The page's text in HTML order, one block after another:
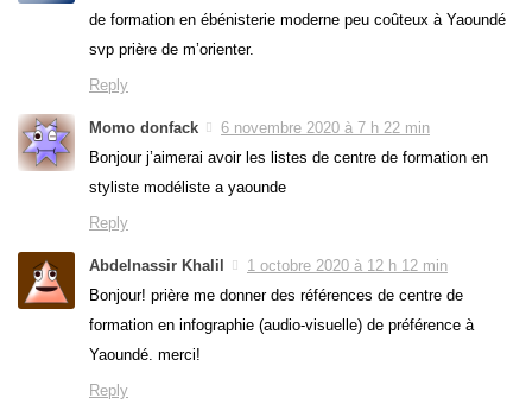
de formation en ébénisterie moderne peu coûteux à Yaoundé
svp prière de m’orienter.
Reply
Momo donfack
6 novembre 2020 à 7 h 22 min
Bonjour j’aimerai avoir les listes de centre de formation en
styliste modéliste a yaounde
Reply
Abdelnassir Khalil
1 octobre 2020 à 12 h 12 min
Bonjour! prière me donner des références de centre de
formation en infographie (audio-visuelle) de préférence à
Yaoundé. merci!
Reply